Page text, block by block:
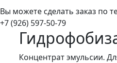
Вы можете сделать заказ по
+7 (926) 597-50-79
Концентрат эмульсии.